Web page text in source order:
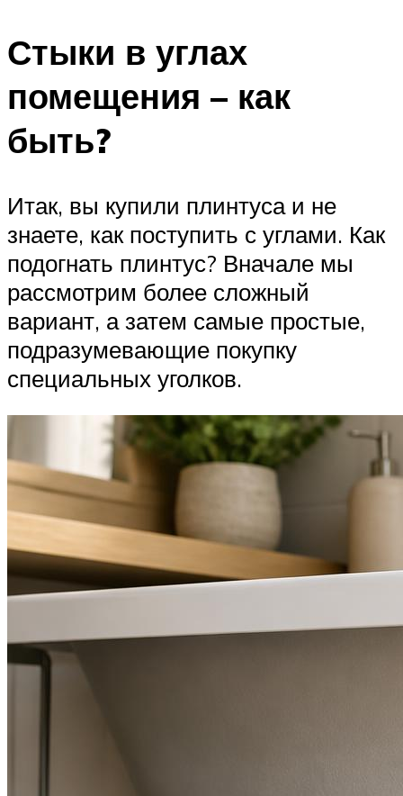
Стыки в углах
помещения – как
быть?
Итак, вы купили плинтуса и не
знаете, как поступить с углами. Как
подогнать плинтус? Вначале мы
рассмотрим более сложный
вариант, а затем самые простые,
подразумевающие покупку
специальных уголков.